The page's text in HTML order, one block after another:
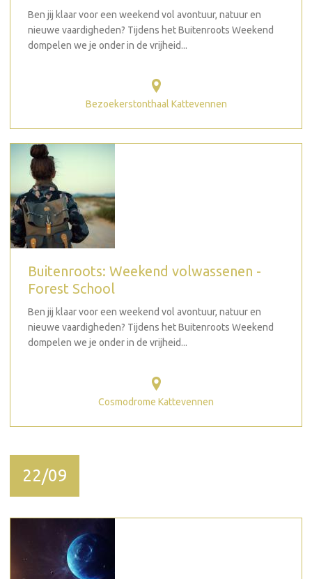
Ben jij klaar voor een weekend vol avontuur, natuur en
nieuwe vaardigheden? Tijdens het Buitenroots Weekend
dompelen we je onder in de vrijheid...
Bezoekerstonthaal Kattevennen
Buitenroots: Weekend volwassenen -
Forest School
Ben jij klaar voor een weekend vol avontuur, natuur en
nieuwe vaardigheden? Tijdens het Buitenroots Weekend
dompelen we je onder in de vrijheid...
Cosmodrome Kattevennen
22/09